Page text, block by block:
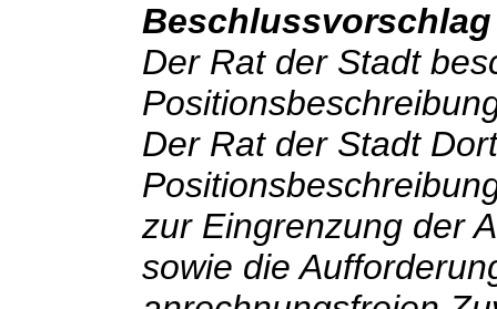
Beschlussvorschlag
Der Rat der Stadt
Der Rat der Stadt
zur Eingrenzung der
sowie die